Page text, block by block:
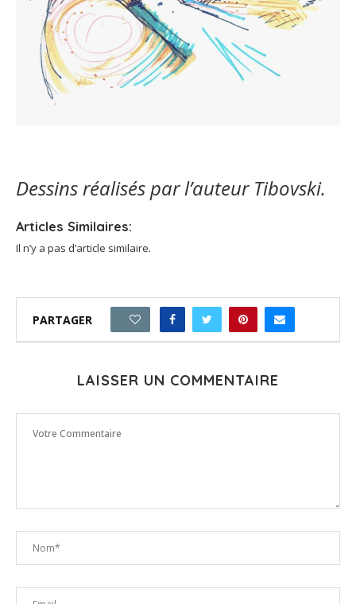
Dessins réalisés par l’auteur Tibovski.
Articles Similaires:
Il n’y a pas d’article similaire.
PARTAGER
LAISSER UN COMMENTAIRE